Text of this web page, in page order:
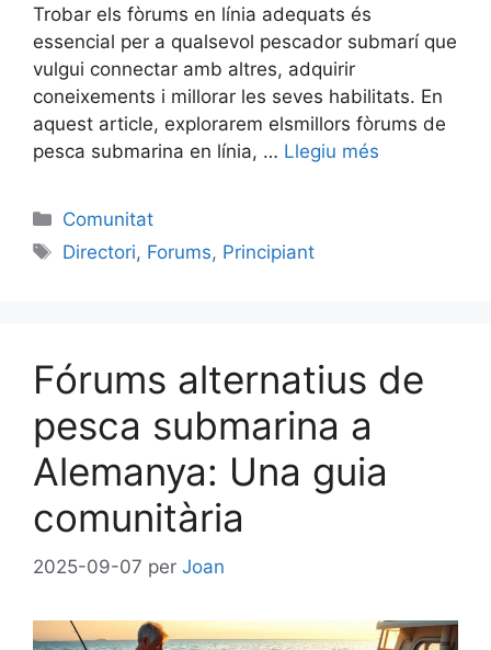
Trobar els fòrums en línia adequats és
essencial per a qualsevol pescador submarí que
vulgui connectar amb altres, adquirir
coneixements i millorar les seves habilitats. En
aquest article, explorarem elsmillors fòrums de
pesca submarina en línia, … Llegiu més
Categories
Comunitat
Etiquetes
Directori, Forums, Principiant
Fórums alternatius de
pesca submarina a
Alemanya: Una guia
comunitària
2025-09-07 per Joan